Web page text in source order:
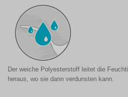
Der weiche Polyesterstoff leitet die
heraus, wo sie dann verdunsten kann.